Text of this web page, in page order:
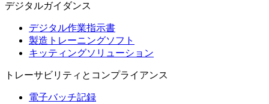
デジタルガイダンス
デジタル作業指示書
製造トレーニングソフト
キッティングソリューション
トレーサビリティとコンプライアンス
電子バッチ記録